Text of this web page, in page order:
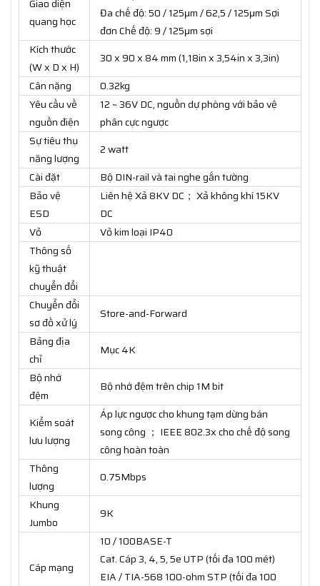
Giao diện
quang học
Đa chế độ: 50 / 125μm / 62,5 / 125μm Sợi
đơn Chế độ: 9 / 125μm sợi
Kích thước
(W x D x H)
30 x 90 x 84 mm (1,18in x 3,54in x 3,3in)
Cân nặng
0.32kg
Yêu cầu về
nguồn điện
12 ~ 36V DC, nguồn dự phòng với bảo vệ
phân cực ngược
Sự tiêu thụ
năng lượng
2 watt
Cài đặt
Bộ DIN-rail và tai nghe gắn tường
Bảo vệ
ESD
Liên hệ Xả 8KV DC； Xả không khí 15KV
DC
Vỏ
Vỏ kim loại IP40
Thông số
kỹ thuật
chuyển đổi
Chuyển đổi
sơ đồ xử lý
Store-and-Forward
Bảng địa
chỉ
Mục 4K
Bộ nhớ
đệm
Bộ nhớ đệm trên chip 1M bit
Kiểm soát
lưu lượng
Áp lực ngược cho khung tạm dừng bán
song công ； IEEE 802.3x cho chế độ song
công hoàn toàn
Thông
lượng
0.75Mbps
Khung
Jumbo
9K
Cáp mạng
10 / 100BASE-T
Cat. Cáp 3, 4, 5, 5e UTP (tối đa 100 mét)
EIA / TIA-568 100-ohm STP (tối đa 100